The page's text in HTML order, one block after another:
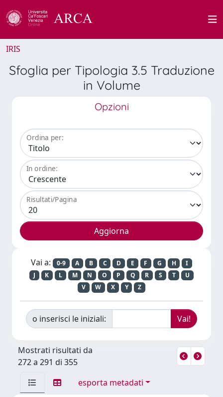
IRIS
Sfoglia per Tipologia 3.5 Traduzione
in Volume
Opzioni
Ordina per:
In ordine:
Risultati/Pagina
Vai a: 0-9 A B C D E F G H
I
J
K L M N O P Q R S T
U
V
W X Y Z
o inserisci le iniziali:
Mostrati risultati da
272 a 291 di 355
esporta metadati